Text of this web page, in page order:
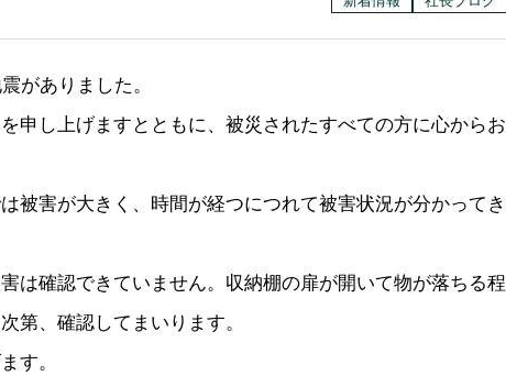
がありました。
申し上げますとともに、被災されたすべての方に心からお
被害が大きく、時間が経つにつれて被害状況が分かってき
は確認できていません。収納棚の扉が開いて物が落ちる程
第、確認してまいります。
す。